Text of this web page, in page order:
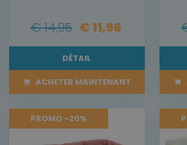
€ 14,95 € 11,96
DÉTAIL
ACHETER MAINTENANT
PROMO -20%